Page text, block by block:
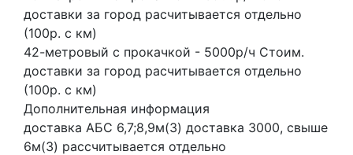
доставки за город расчитывается отдельно
(100р. с км)
42-метровый с прокачкой - 5000р/ч Стоим.
доставки за город расчитывается отдельно
(100р. с км)
Дополнительная информация
доставка АБС 6,7;8,9м(3) доставка 3000, свыше
6м(3) рассчитывается отдельно